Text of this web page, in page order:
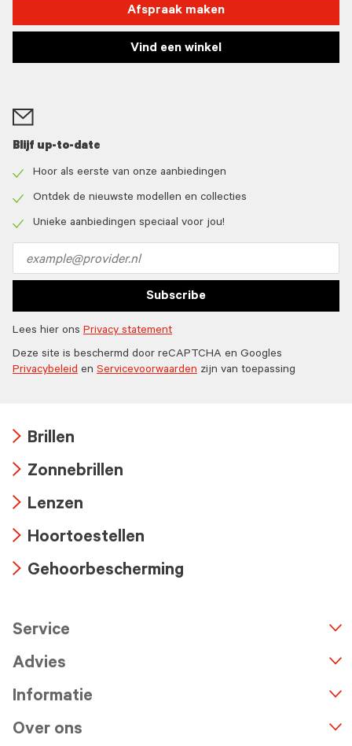
Afspraak maken
Vind een winkel
Blijf up-to-date
icon
Hoor als eerste van onze aanbiedingen
icon
Ontdek de nieuwste modellen en collecties
Unieke aanbiedingen speciaal voor jou!
address
Subscribe
Lees hier ons Privacy statement
Deze site is beschermd door reCAPTCHA en Googles
Privacybeleid en Servicevoorwaarden zijn van toepassing
icon
Brillen
icon
Zonnebrillen
icon
Lenzen
icon
Hoortoestellen
Gehoorbescherming
Service
Advies
Informatie
Over ons